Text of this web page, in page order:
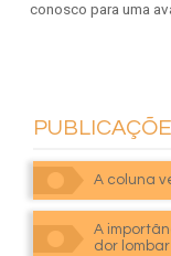
conosco para uma
A coluna
A
dor lombar